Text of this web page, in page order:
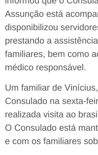
Assunção está
disponibilizou
prestando a
familiares, bem como
médico responsável.
Um familiar de
Consulado na sexta-
realizada visita ao
O Consulado está
e com os familiares